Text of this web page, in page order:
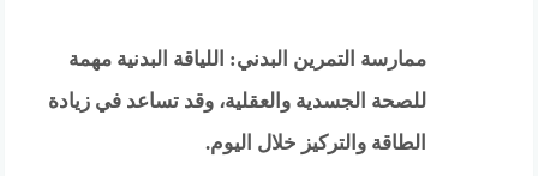
ممارسة التمرين البدني: اللياقة البدنية مهمة
للصحة الجسدية والعقلية، وقد تساعد في زيادة
الطاقة والتركيز خلال اليوم.